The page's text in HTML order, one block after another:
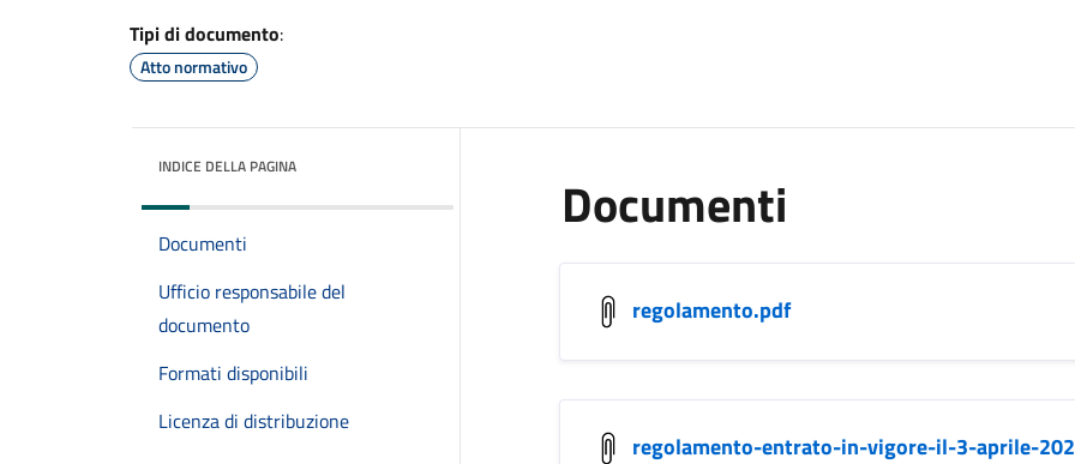
Tipi di documento:
Atto normativo
INDICE DELLA PAGINA
Documenti
Ufficio responsabile del
documento
Formati disponibili
Licenza di distribuzione
Documenti
regolamento.pdf
regolamento-entrato-in-vigore-il-3-aprile-